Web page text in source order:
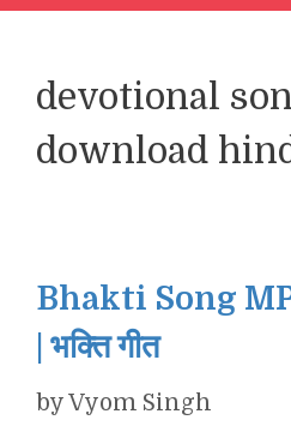
devotional
download
Bhakti Song
| भक्ति गीत
byVyom Singh